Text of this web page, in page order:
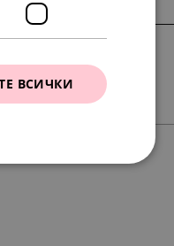
75.00 € 78.23 лв.
65.00 € 138.86
ВСИЧКИ